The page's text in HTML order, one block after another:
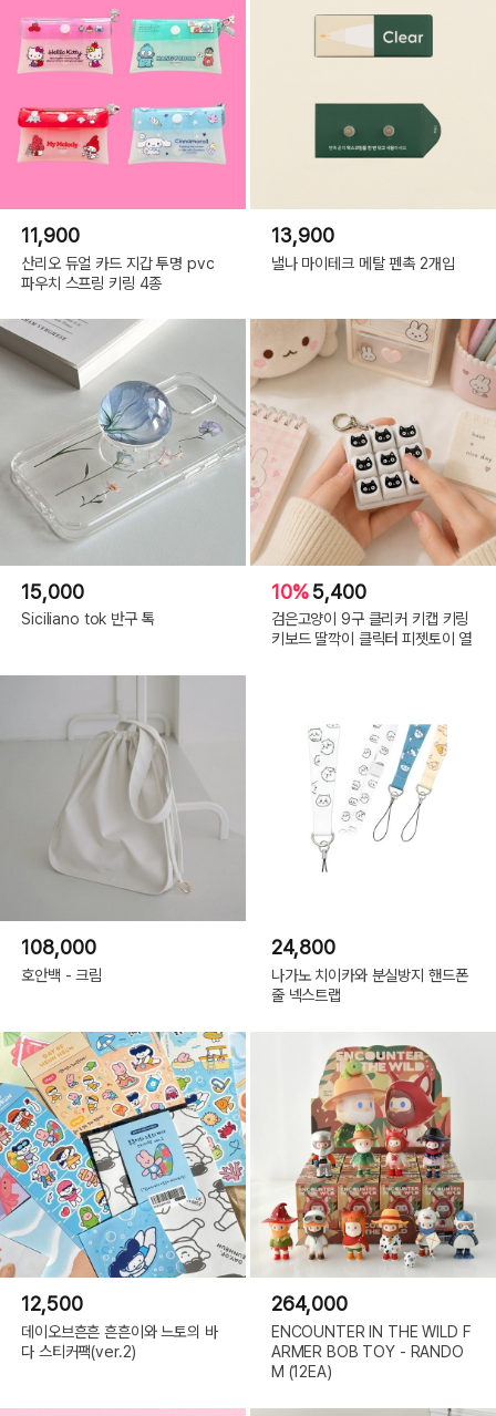
11,900
산리오 듀얼 카드 지갑 투명 pvc
파우치 스프링 키링 4종
13,900
낼나 마이테크 메탈 펜촉 2개입
15,000
Siciliano tok 반구 톡
10%5,400
검은고양이 9구 클리커 키캡 키링
키보드 딸깍이 클릭터 피젯토이 열
108,000
호안백 - 크림
24,800
나가노 치이카와 분실방지 핸드폰
줄 넥스트랩
12,500
데이오브흔흔 흔흔이와 느토의 바
다 스티커팩(ver.2)
264,000
ENCOUNTER IN THE WILD F
ARMER BOB TOY - RANDO
M (12EA)